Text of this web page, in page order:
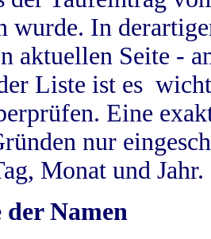
wurde. In
aktuellen Seite -
Liste ist es
Eine
nur
Monat und Jahr.
der Namen